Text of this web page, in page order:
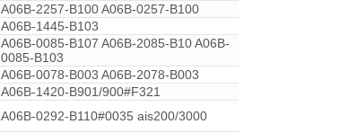
A06B-2257-B100 A06B-0257-B100
A06B-1445-B103
A06B-0085-B107 A06B-2085-B10 A06B-
0085-B103
A06B-0078-B003 A06B-2078-B003
A06B-1420-B901/900#F321
A06B-0292-B110#0035 ais200/3000